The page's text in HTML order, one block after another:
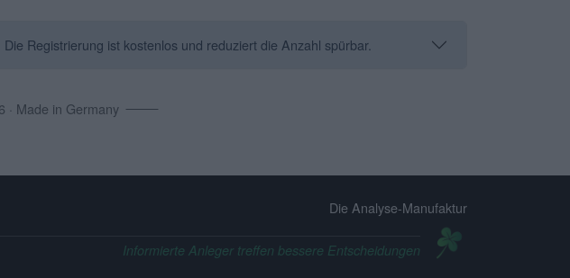
Registrierung ist kostenlos und reduziert die Anzahl spürbar.
· Made in Germany
Die Analyse-Manufaktur
Informierte Anleger treffen bessere Entscheidungen